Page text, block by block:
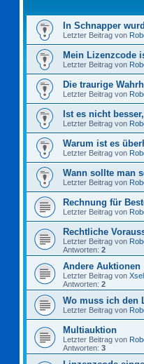
In Schnapper
Letzter Beitrag von
Mein Lizenzcode
Letzter Beitrag von
Die traurige
Letzter Beitrag von
Ist es nicht
Letzter Beitrag von
Warum ist es
Letzter Beitrag von
Wann sollte man
Letzter Beitrag von
Rechnung für
Letzter Beitrag von
Rechtliche
Letzter Beitrag von
Antworten: 2
Andere Auktionen
Letzter Beitrag von
Antworten: 2
Wo muss ich den
Letzter Beitrag von
Multiauktion
Letzter Beitrag von
Antworten: 3